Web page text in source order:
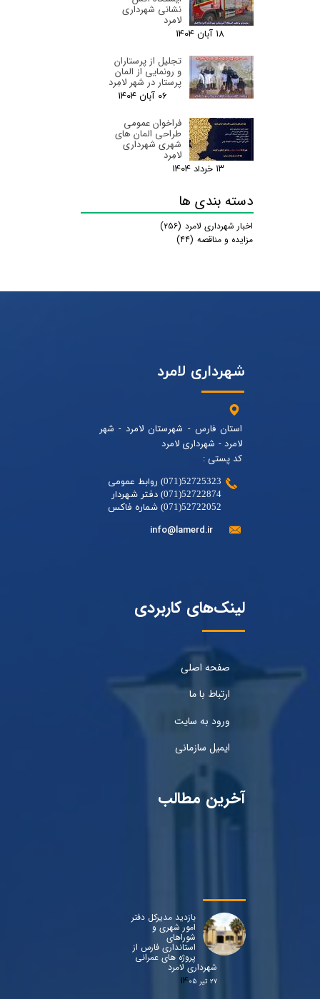
نشانی شهرداری
لامرد
۱۸ آبان ۰۴
تجلیل از پرستاران
و رونمایی از المان
پرستار در شهر لامِرد
۰۶ آبان ۰۴
فراخوان عمومی
طراحی المان های
شهری شهرداری
لامِرد
۱۳ خرداد ۰۴
دسته بندی ها
اخبار شهرداری لامرد (۲۵۶)
مزایده و مناقصه (۴۴)
شهرداری لامرد
استان فارس - شهرستان لامرد - شهر
لامرد - شهرداری لامرد
کد پستی :
52725323(071) روابط عمومی
52722874(071) دفتر شهردار
52722052(071) شماره فاکس
info@lamerd.ir
لینک‌های کاربردی
صفحه اصلی
ارتباط با ما
ورود به سایت
ایمیل سازمانی
آخرین مطالب
بازدید مدیرکل دفتر
امور شهری و
شوراهای
استانداری فارس از
پروژه های عمرانی
شهرداری لامرد
۲۷ تیر ۰۵